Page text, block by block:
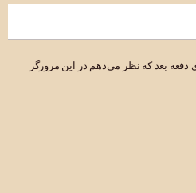
دفعه بعد که نظر می‌دهم در این مرورگر